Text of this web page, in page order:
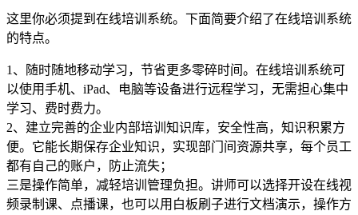
这里你必须提到在线培训系统。下面简要介绍了在线培训系统
的特点。
1、随时随地移动学习，节省更多零碎时间。在线培训系统可
以使用手机、iPad、电脑等设备进行远程学习，无需担心集中
学习、费时费力。
2、建立完善的企业内部培训知识库，安全性高，知识积累方
便。它能长期保存企业知识，实现部门间资源共享，每个员工
都有自己的账户，防止流失；
三是操作简单，减轻培训管理负担。讲师可以选择开设在线视
频录制课、点播课，也可以用白板刷子进行文档演示，操作方